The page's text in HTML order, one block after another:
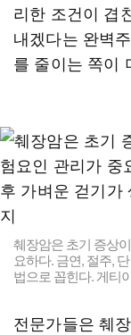
리한 조건이 겹
내겠다는 완벽
를 줄이는 쪽이
췌장암은 초기 증상
요하다. 금연, 절주,
법으로 꼽힌다. 게티
전문가들은 췌